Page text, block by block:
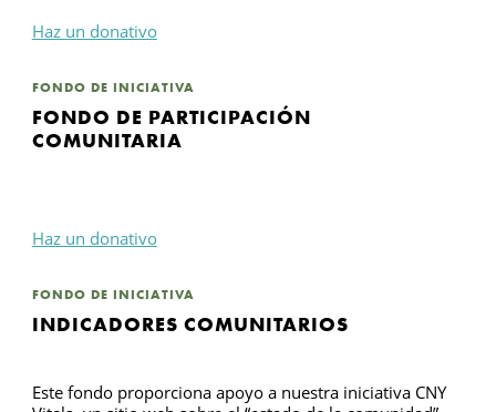
Haz un donativo
FONDO DE INICIATIVA
FONDO DE PARTICIPACIÓN
COMUNITARIA
Haz un donativo
FONDO DE INICIATIVA
INDICADORES COMUNITARIOS
Este fondo proporciona apoyo a nuestra iniciativa CNY